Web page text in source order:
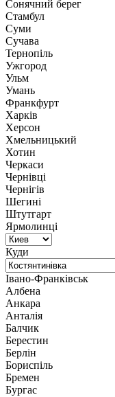
Сонячний берег
Стамбул
Суми
Сучава
Тернопіль
Ужгород
Ульм
Умань
Франкфурт
Харків
Херсон
Хмельницький
Хотин
Черкаси
Чернівці
Чернігів
Шегині
Штутгарт
Ярмолинці
Куди
Івано-Франківськ
Албена
Анкара
Анталія
Балчик
Берестин
Берлін
Бориспіль
Бремен
Бургас